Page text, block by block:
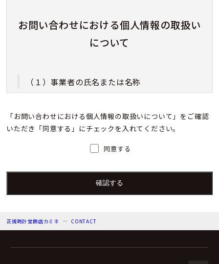
お問い合わせにおける個人情報の取扱い
について
（１）事業者の氏名または名称
株式会社カミネ
人）の氏名又は職名、所属及び連絡先
個人情報保護管理者：上根 彩
（３）個人情報の利用目的
「お問い合わせにおける個人情報の取扱いについて」をご確認
いただき「同意する」にチェックを入れてください。
同意する
正規時計宝飾店カミネ CONTACT